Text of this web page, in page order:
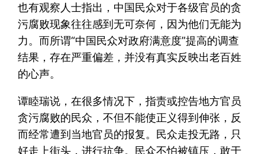
也有观察人士指出，中国民众对于各级官员的贪
污腐败现象往往感到无可奈何，因为他们无能为
力。而所谓“中国民众对政府满意度”提高的调查
结果，存在严重偏差，并没有真实反映出老百姓
的心声。
谭睦瑞说，在很多情况下，指责或控告地方官员
贪污腐败的民众，不但不能使正义得到伸张，反
而经常遭到当地官员的报复。民众走投无路，只
好走上街头，进行抗争。民众不怕被镇压，敢于